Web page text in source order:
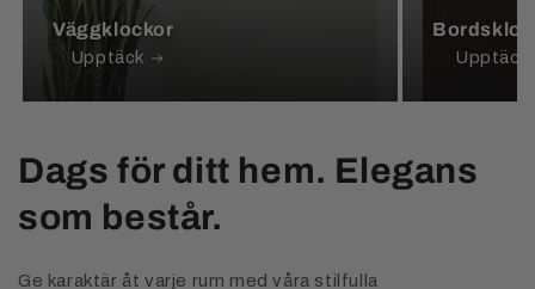
Dags för ditt hem. Elegans
som består.
Ge karaktär åt varje rum med våra stilfulla
Väggklockor
Upptäck Upptäck